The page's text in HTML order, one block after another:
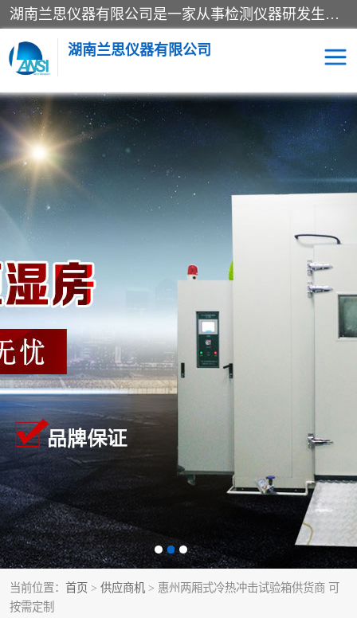
湖南兰思仪器有限公司是一家从事检测仪器研发生产销售和维修保养服务的综合型企业，产品符合国际标准可按需定制专业售前售后工程师，主要有门窗性能体验箱、门窗隔音展示箱、恒温恒湿试验箱、步入式恒温恒湿房、高低温试验箱、老化试验箱、老化试验房、恒温恒湿培养箱、水泥标准养护试验箱、电热鼓风干燥试验箱、真空干燥箱、工业烤箱、盐雾腐蚀试验箱等。
湖南兰思仪器有限公司
当前位置： 首页 > 供应商机 > 惠州两厢式冷热冲击试验箱供货商 可
按需定制
老化房 恒温恒湿试验箱
工业烘箱 门窗体验箱